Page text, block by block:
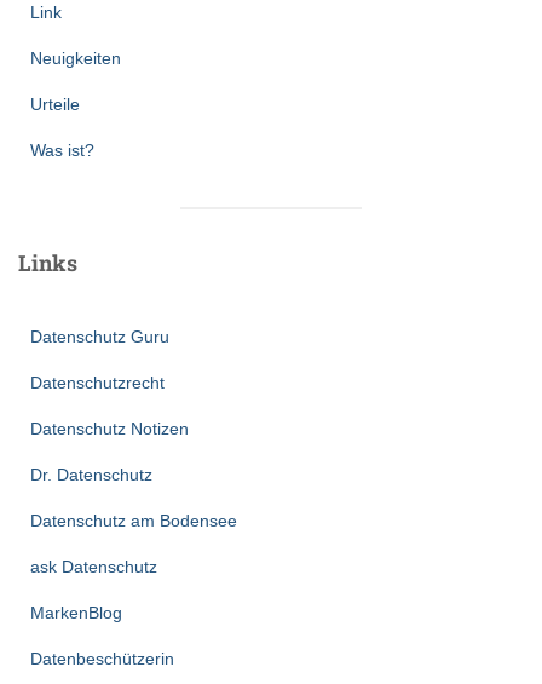
Link
Neuigkeiten
Urteile
Was ist?
Links
Datenschutz Guru
Datenschutzrecht
Datenschutz Notizen
Dr. Datenschutz
Datenschutz am Bodensee
ask Datenschutz
MarkenBlog
Datenbeschützerin